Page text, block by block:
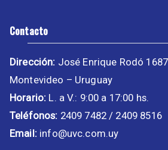
Contacto
Dirección: José Enrique Rodó 1687
Montevideo – Uruguay
Horario: L. a V.: 9:00 a 17:00 hs.
Teléfonos: 2409 7482 / 2409 8516
Email:info@uvc.com.uy